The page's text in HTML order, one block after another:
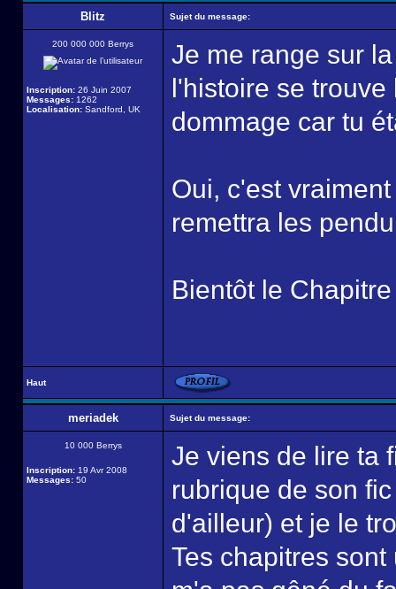
Blitz Sujet du message:
200 000 000 Berrys
Inscription: 26 Juin 2007
Messages: 1262
Localisation: Sandford, UK
Je me range sur
l'histoire se
dommage car tu
Oui, c'est
remettra les
Bientôt le
Haut
meriadek Sujet du message:
10 000 Berrys
Inscription: 19 Avr 2008
Messages: 50
Je viens de lire ta
rubrique de son
d'ailleur) et je le
Tes chapitres